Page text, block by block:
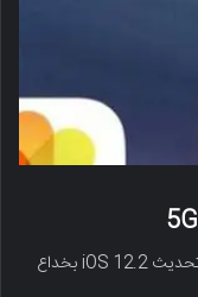
قامت Apple و مشغل AT & T فی أعقاب إصدار تحدیث iOS 12.2 بخداع